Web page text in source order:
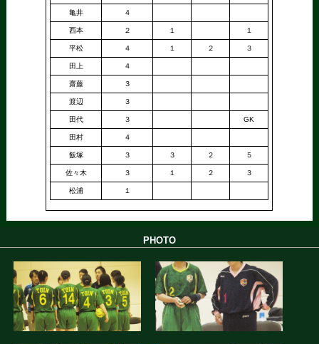
亀井 ４
西本 ２ １ １
平松 ４ １ ２ ３
田上 ４
齋藤 ３
渡辺 ３
田代 ３ GK
田村 ４
飯塚 ３ ３ ２ ５
佐々木 ３ １ ２ ３
松浦 １
PHOTO